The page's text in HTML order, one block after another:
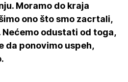
Moramo do kraja
ono što smo zacrtali,
Nećemo odustati od toga,
da ponovimo uspeh,